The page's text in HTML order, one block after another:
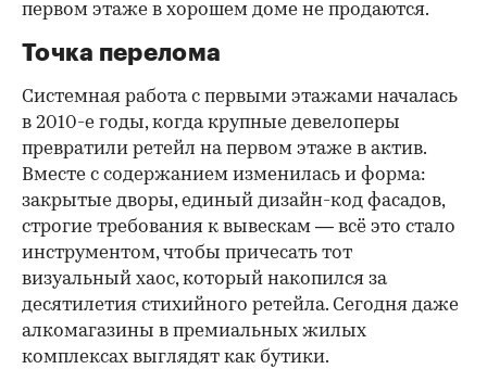
первом этаже в хорошем доме не продаются.
Точка перелома
Системная работа с первыми этажами началась
в 2010-е годы, когда крупные девелоперы
превратили ретейл на первом этаже в актив.
Вместе с содержанием изменилась и форма:
закрытые дворы, единый дизайн-код фасадов,
строгие требования к вывескам — всё это стало
инструментом, чтобы причесать тот
визуальный хаос, который накопился за
десятилетия стихийного ретейла. Сегодня даже
алкомагазины в премиальных жилых
комплексах выглядят как бутики.